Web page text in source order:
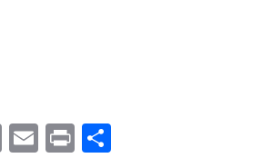
C
E
P